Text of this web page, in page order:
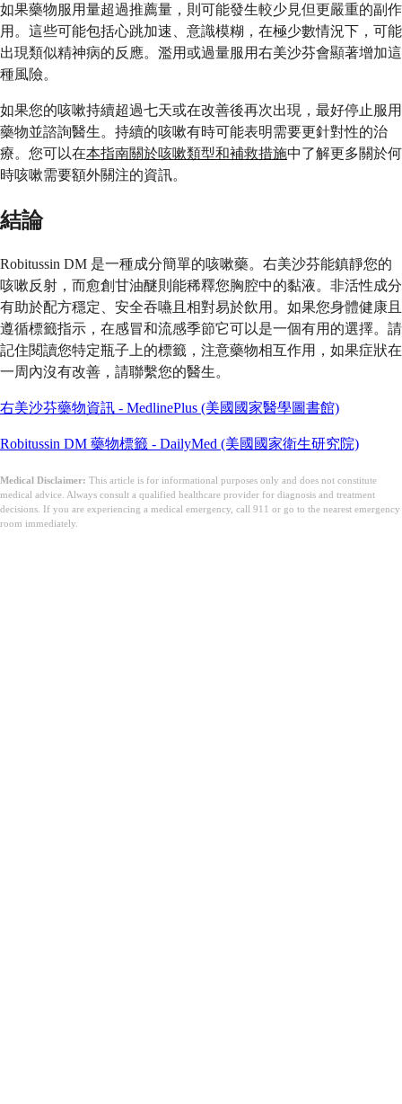
如果藥物服用量超過推薦量，則可能發生較少見但更嚴重的副作
用。這些可能包括心跳加速、意識模糊，在極少數情況下，可能
出現類似精神病的反應。濫用或過量服用右美沙芬會顯著增加這
種風險。
如果您的咳嗽持續超過七天或在改善後再次出現，最好停止服用
藥物並諮詢醫生。持續的咳嗽有時可能表明需要更針對性的治
療。您可以在本指南關於咳嗽類型和補救措施中了解更多關於何
時咳嗽需要額外關注的資訊。
結論
Robitussin DM 是一種成分簡單的咳嗽藥。右美沙芬能鎮靜您的
咳嗽反射，而愈創甘油醚則能稀釋您胸腔中的黏液。非活性成分
有助於配方穩定、安全吞嚥且相對易於飲用。如果您身體健康且
遵循標籤指示，在感冒和流感季節它可以是一個有用的選擇。請
記住閱讀您特定瓶子上的標籤，注意藥物相互作用，如果症狀在
一周內沒有改善，請聯繫您的醫生。
右美沙芬藥物資訊 - MedlinePlus (美國國家醫學圖書館)
Robitussin DM 藥物標籤 - DailyMed (美國國家衛生研究院)
Medical Disclaimer: This article is for informational purposes only and does not constitute
medical advice. Always consult a qualified healthcare provider for diagnosis and treatment
decisions. If you are experiencing a medical emergency, call 911 or go to the nearest emergency
room immediately.